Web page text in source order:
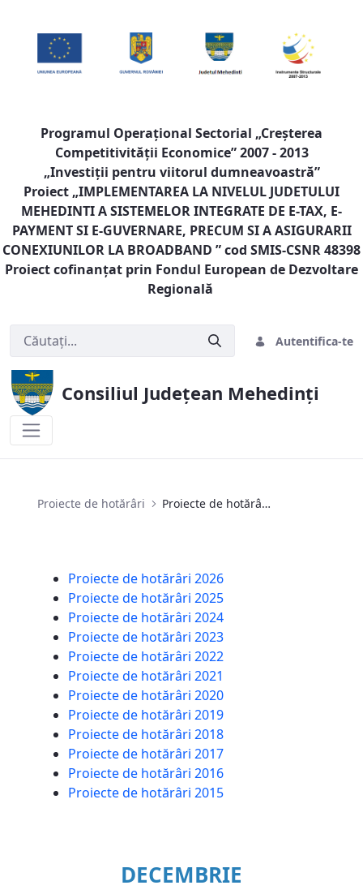
Programul Operaţional Sectorial „Creşterea
Competitivităţii Economice” 2007 - 2013
„Investiţii pentru viitorul dumneavoastră”
Proiect „IMPLEMENTAREA LA NIVELUL JUDETULUI
MEHEDINTI A SISTEMELOR INTEGRATE DE E-TAX, E-
PAYMENT SI E-GUVERNARE, PRECUM SI A ASIGURARII
CONEXIUNILOR LA BROADBAND ” cod SMIS-CSNR 48398
Proiect cofinanţat prin Fondul European de Dezvoltare
Regională
Autentifica-te
Consiliul Județean Mehedinți
Proiecte de hotărâri Proiecte de hotărâri 2025
Proiecte de hotărâri 2026
Proiecte de hotărâri 2025
Proiecte de hotărâri 2024
Proiecte de hotărâri 2023
Proiecte de hotărâri 2022
Proiecte de hotărâri 2021
Proiecte de hotărâri 2020
Proiecte de hotărâri 2019
Proiecte de hotărâri 2018
Proiecte de hotărâri 2017
Proiecte de hotărâri 2016
Proiecte de hotărâri 2015
DECEMBRIE